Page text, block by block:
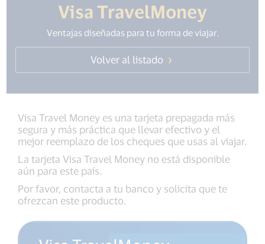
Visa TravelMoney
Ventajas diseñadas para tu forma de viajar.
Volver al listado
Visa Travel Money es una tarjeta prepagada más
segura y más práctica que llevar efectivo y el
mejor reemplazo de los cheques que usas al viajar.
La tarjeta Visa Travel Money no está disponible
aún para este país.
Por favor, contacta a tu banco y solicita que te
ofrezcan este producto.